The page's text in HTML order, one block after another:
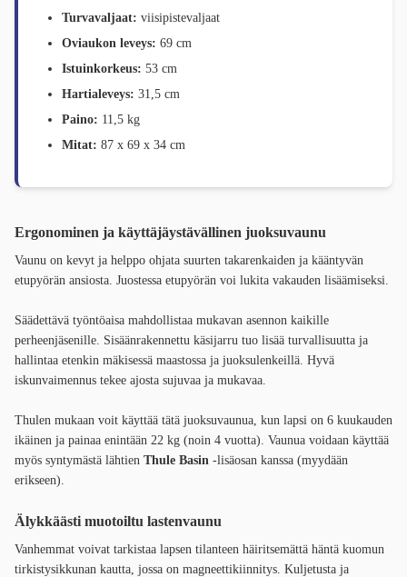
Turvavaljaat: viisipistevaljaat
Oviaukon leveys: 69 cm
Istuinkorkeus: 53 cm
Hartialeveys: 31,5 cm
Paino: 11,5 kg
Mitat: 87 x 69 x 34 cm
Ergonominen ja käyttäjäystävällinen juoksuvaunu
Vaunu on kevyt ja helppo ohjata suurten takarenkaiden ja kääntyvän
etupyörän ansiosta. Juostessa etupyörän voi lukita vakauden lisäämiseksi.
Säädettävä työntöaisa mahdollistaa mukavan asennon kaikille
perheenjäsenille. Sisäänrakennettu käsijarru tuo lisää turvallisuutta ja
hallintaa etenkin mäkisessä maastossa ja juoksulenkeillä. Hyvä
iskunvaimennus tekee ajosta sujuvaa ja mukavaa.
Thulen mukaan voit käyttää tätä juoksuvaunua, kun lapsi on 6 kuukauden
ikäinen ja painaa enintään 22 kg (noin 4 vuotta). Vaunua voidaan käyttää
myös syntymästä lähtien Thule Basin -lisäosan kanssa (myydään
erikseen).
Älykkäästi muotoiltu lastenvaunu
Vanhemmat voivat tarkistaa lapsen tilanteen häiritsemättä häntä kuomun
tirkistysikkunan kautta, jossa on magneettikiinnitys. Kuljetusta ja